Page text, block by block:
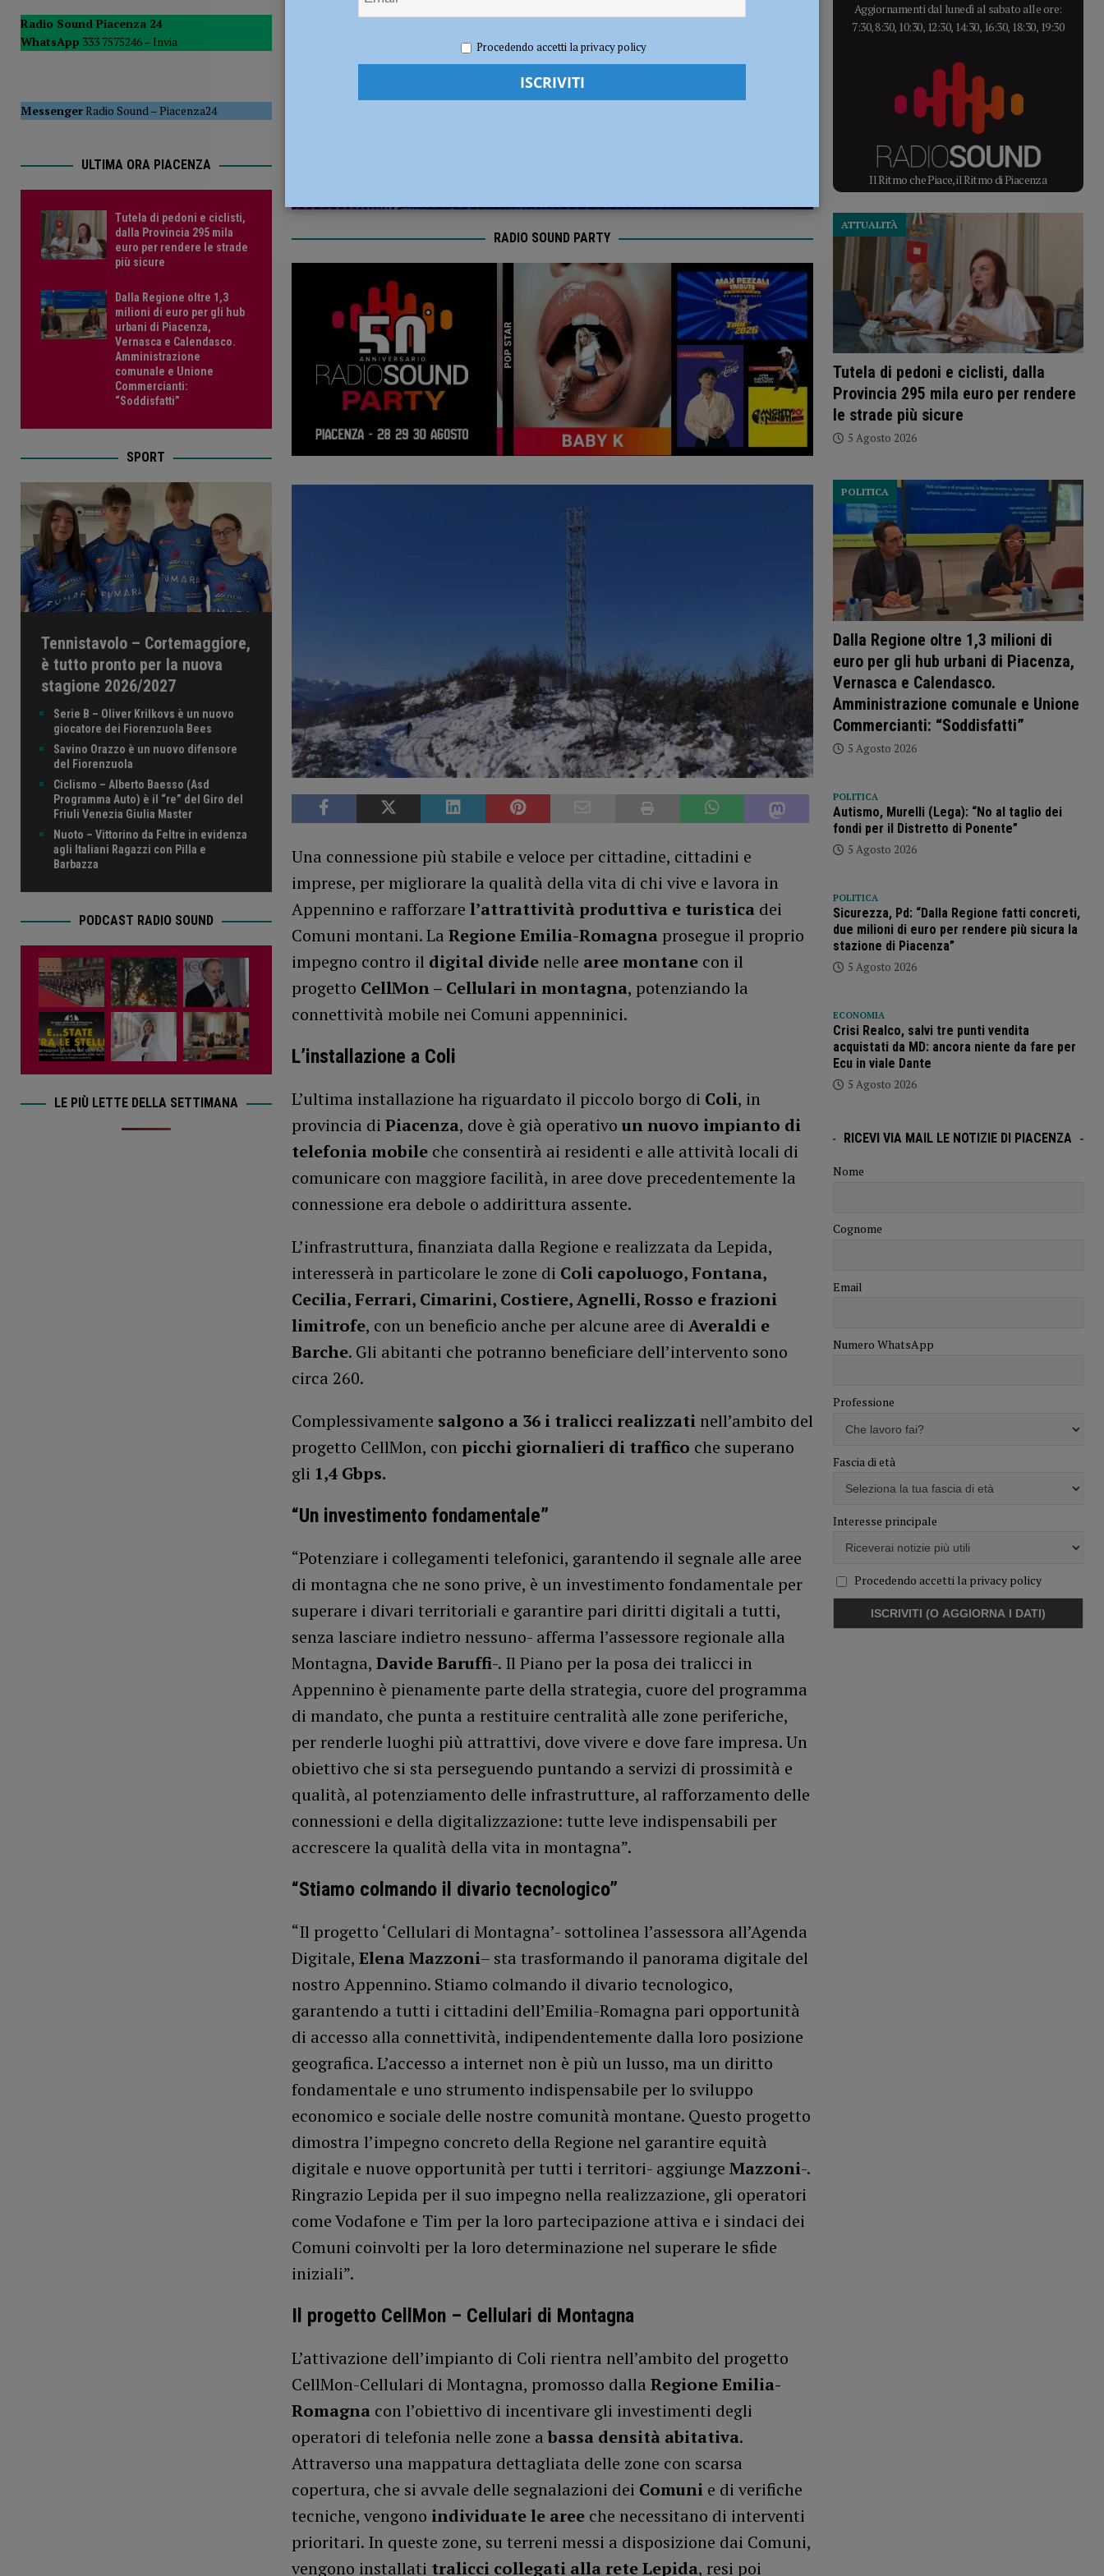
POLITICA
[ 5 Agosto 2026 ] Caldo estremo e asili nido, Tagliaferri (FdI): “Verificare subito la situazione nella provincia di Piacenza”
Redazione FG Attualità
RADIO SOUND PARTY
Una connessione più stabile e veloce per cittadine, cittadini e
imprese, per migliorare la qualità della vita di chi vive e lavora in
Appennino e rafforzare l’attrattività produttiva e turisticadei
Comuni montani. La Regione Emilia-Romagnaprosegue il proprio
impegno contro il digital dividenelle aree montanecon il
progetto CellMon – Cellulari in montagna, potenziando la
connettività mobile nei Comuni appenninici.
L’installazione a Coli
L’ultima installazione ha riguardato il piccolo borgo di Coli, in
provincia di Piacenza, dove è già operativo un nuovo impianto di
telefonia mobileche consentirà ai residenti e alle attività locali di
comunicare con maggiore facilità, in aree dove precedentemente la
connessione era debole o addirittura assente.
L’infrastruttura, finanziata dalla Regione e realizzata da Lepida,
interesserà in particolare le zone di Coli capoluogo, Fontana,
Cecilia, Ferrari, Cimarini, Costiere, Agnelli, Rosso e frazioni
limitrofe, con un beneficio anche per alcune aree di Averaldi e
Barche. Gli abitanti che potranno beneficiare dell’intervento sono
circa 260.
Complessivamente salgono a 36 i tralicci realizzati nell’ambito del
progetto CellMon, con picchi giornalieri di traffico che superano
gli 1,4 Gbps.
“Un investimento fondamentale”
“Potenziare i collegamenti telefonici, garantendo il segnale alle aree
di montagna che ne sono prive, è un investimento fondamentale per
superare i divari territoriali e garantire pari diritti digitali a tutti,
senza lasciare indietro nessuno- afferma l’assessore regionale alla
Montagna, Davide Baruffi-. Il Piano per la posa dei tralicci in
Appennino è pienamente parte della strategia, cuore del programma
di mandato, che punta a restituire centralità alle zone periferiche,
per renderle luoghi più attrattivi, dove vivere e dove fare impresa. Un
obiettivo che si sta perseguendo puntando a servizi di prossimità e
qualità, al potenziamento delle infrastrutture, al rafforzamento delle
connessioni e della digitalizzazione: tutte leve indispensabili per
accrescere la qualità della vita in montagna”.
“Stiamo colmando il divario tecnologico”
“Il progetto ‘Cellulari di Montagna’- sottolinea l’assessora all’Agenda
Digitale, Elena Mazzoni– sta trasformando il panorama digitale del
nostro Appennino. Stiamo colmando il divario tecnologico,
garantendo a tutti i cittadini dell’Emilia-Romagna pari opportunità
di accesso alla connettività, indipendentemente dalla loro posizione
geografica. L’accesso a internet non è più un lusso, ma un diritto
fondamentale e uno strumento indispensabile per lo sviluppo
economico e sociale delle nostre comunità montane. Questo progetto
dimostra l’impegno concreto della Regione nel garantire equità
digitale e nuove opportunità per tutti i territori- aggiunge Mazzoni-.
Ringrazio Lepida per il suo impegno nella realizzazione, gli operatori
come Vodafone e Tim per la loro partecipazione attiva e i sindaci dei
Comuni coinvolti per la loro determinazione nel superare le sfide
iniziali”.
Il progetto CellMon – Cellulari di Montagna
L’attivazione dell’impianto di Coli rientra nell’ambito del progetto
CellMon-Cellulari di Montagna, promosso dalla Regione Emilia-
Romagnacon l’obiettivo di incentivare gli investimenti degli
operatori di telefonia nelle zone abassa densità abitativa.
Attraverso una mappatura dettagliata delle zone con scarsa
copertura, che si avvale delle segnalazioni dei Comunie di verifiche
tecniche, vengono individuate le areeche necessitano di interventi
prioritari. In queste zone, su terreni messi a disposizione dai Comuni,
vengono installati tralicci collegati alla rete Lepida, resi poi
Radio Sound Piacenza 24
WhatsApp 333 7575246 – Invia
MessengerRadio Sound–Piacenza24
ULTIMA ORA PIACENZA
Tutela di pedoni e ciclisti,
dalla Provincia 295 mila
euro per rendere le strade
più sicure
Dalla Regione oltre 1,3
milioni di euro per gli hub
urbani di Piacenza,
Vernasca e Calendasco.
Amministrazione
comunale e Unione
Commercianti:
“Soddisfatti”
SPORT
Tennistavolo – Cortemaggiore,
è tutto pronto per la nuova
stagione 2026/2027
Serie B – Oliver Krilkovs è un nuovo
giocatore dei Fiorenzuola Bees
Savino Orazzo è un nuovo difensore
del Fiorenzuola
Ciclismo – Alberto Baesso (Asd
Programma Auto) è il “re” del Giro del
Friuli Venezia Giulia Master
Nuoto – Vittorino da Feltre in evidenza
agli Italiani Ragazzi con Pilla e
Barbazza
PODCAST RADIO SOUND
LE PIÙ LETTE DELLA SETTIMANA
Aggiornamenti dal lunedì al sabato alle ore:
7:30, 8:30, 10:30, 12:30, 14:30, 16:30, 18:30, 19:30
Il Ritmo che Piace, il Ritmo di Piacenza
Tutela di pedoni e ciclisti, dalla
Provincia 295 mila euro per rendere
le strade più sicure
ATTUALITÀ
5 Agosto 2026
Dalla Regione oltre 1,3 milioni di
euro per gli hub urbani di Piacenza,
Vernasca e Calendasco.
Amministrazione comunale e Unione
Commercianti: “Soddisfatti”
POLITICA
5 Agosto 2026
POLITICA
Autismo, Murelli (Lega): “No al taglio dei
fondi per il Distretto di Ponente”
5 Agosto 2026
POLITICA
Sicurezza, Pd: “Dalla Regione fatti concreti,
due milioni di euro per rendere più sicura la
stazione di Piacenza”
5 Agosto 2026
ECONOMIA
Crisi Realco, salvi tre punti vendita
acquistati da MD: ancora niente da fare per
Ecu in viale Dante
5 Agosto 2026
RICEVI VIA MAIL LE NOTIZIE DI PIACENZA
Nome
Cognome
Email
Numero WhatsApp
Professione
Fascia di età
Interesse principale
Procedendo accetti la privacy policy
Procedendo accetti la privacy policy